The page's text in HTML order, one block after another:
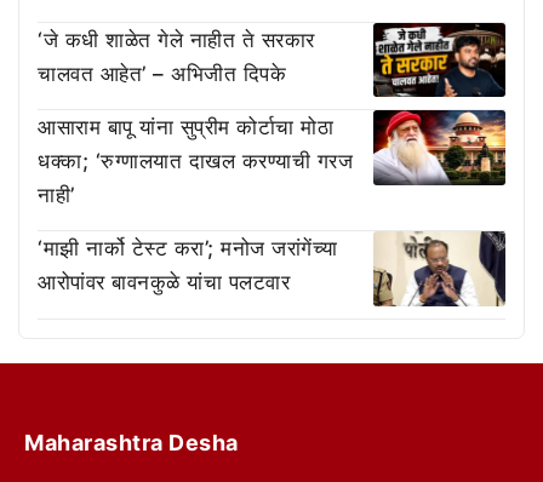
‘जे कधी शाळेत गेले नाहीत ते सरकार
चालवत आहेत’ – अभिजीत दिपके
आसाराम बापू यांना सुप्रीम कोर्टाचा मोठा
धक्का; ‘रुग्णालयात दाखल करण्याची गरज
नाही’
‘माझी नार्को टेस्ट करा’; मनोज जरांगेंच्या
आरोपांवर बावनकुळे यांचा पलटवार
Maharashtra Desha